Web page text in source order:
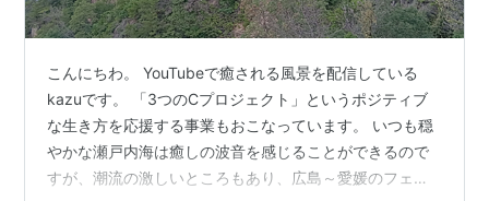
こんにちわ。 YouTubeで癒される風景を配信している
kazuです。 「3つのCプロジェクト」というポジティブ
な生き方を応援する事業もおこなっています。 いつも穏
やかな瀬戸内海は癒しの波音を感じることができるので
すが、潮流の激しいところもあり、広島～愛媛のフェリ